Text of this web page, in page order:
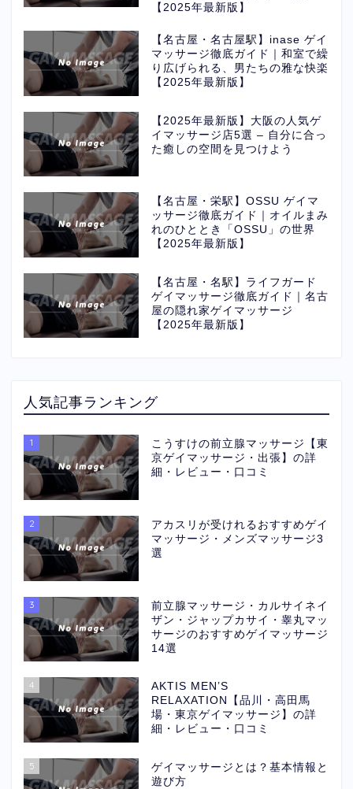
【2025年最新版】
【名古屋・名古屋駅】inase ゲイ
マッサージ徹底ガイド｜和室で繰
り広げられる、男たちの雅な快楽
【2025年最新版】
【2025年最新版】大阪の人気ゲ
イマッサージ店5選 – 自分に合っ
た癒しの空間を見つけよう
【名古屋・栄駅】OSSU ゲイマ
ッサージ徹底ガイド｜オイルまみ
れのひととき「OSSU」の世界
【2025年最新版】
【名古屋・名駅】ライフガード
ゲイマッサージ徹底ガイド｜名古
屋の隠れ家ゲイマッサージ
【2025年最新版】
人気記事ランキング
1
こうすけの前立腺マッサージ【東
京ゲイマッサージ・出張】の詳
細・レビュー・口コミ
2
アカスリが受けれるおすすめゲイ
マッサージ・メンズマッサージ3
選
3
前立腺マッサージ・カルサイネイ
ザン・ジャップカサイ・睾丸マッ
サージのおすすめゲイマッサージ
14選
4
AKTIS MEN’S
RELAXATION【品川・高田馬
場・東京ゲイマッサージ】の詳
細・レビュー・口コミ
5
ゲイマッサージとは？基本情報と
遊び方